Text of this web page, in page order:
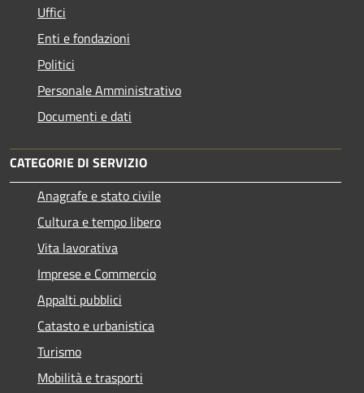
Uffici
Enti e fondazioni
Politici
Personale Amministrativo
Documenti e dati
CATEGORIE DI SERVIZIO
Anagrafe e stato civile
Cultura e tempo libero
Vita lavorativa
Imprese e Commercio
Appalti pubblici
Catasto e urbanistica
Turismo
Mobilità e trasporti